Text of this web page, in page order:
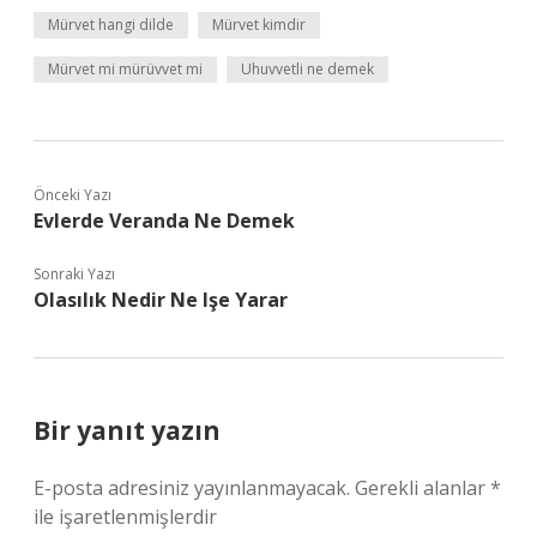
Mürvet hangi dilde Mürvet kimdir
Mürvet mi mürüvvet mi Uhuvvetli ne demek
Önceki Yazı
Evlerde Veranda Ne Demek
Sonraki Yazı
Olasılık Nedir Ne Işe Yarar
Bir yanıt yazın
E-posta adresiniz yayınlanmayacak. Gerekli alanlar*
ile işaretlenmişlerdir